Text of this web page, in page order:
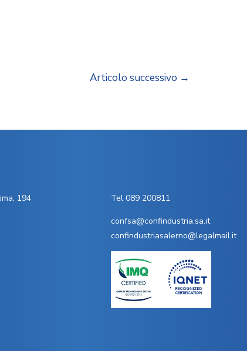
Articolo successivo →
194
Tel 089 200811
confsa@confindustria.sa.it
confindustriasalerno@legalmail.it